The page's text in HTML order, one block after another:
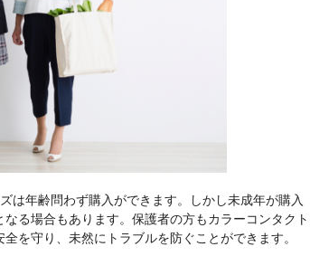
は年齢問わず購入ができます。しかし未成年が購入
る場合もあります。保護者の方もカラーコンタクト
を守り、未然にトラブルを防ぐことができます。